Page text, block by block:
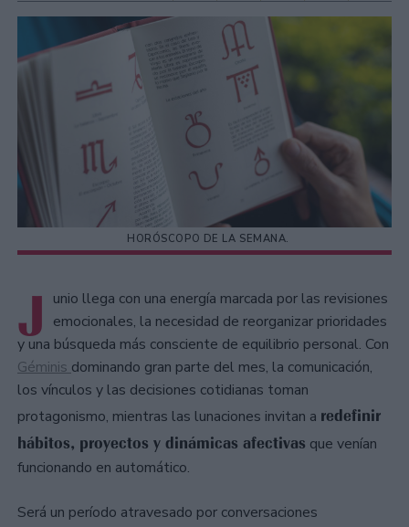
HORÓSCOPO DE LA SEMANA.
J unio llega con una energía marcada por las revisiones
emocionales, la necesidad de reorganizar prioridades
y una búsqueda más consciente de equilibrio personal. Con
Géminis dominando gran parte del mes, la comunicación,
los vínculos y las decisiones cotidianas toman
protagonismo, mientras las lunaciones invitan a redefinir
hábitos, proyectos y dinámicas afectivas que venían
funcionando en automático.
Será un período atravesado por conversaciones